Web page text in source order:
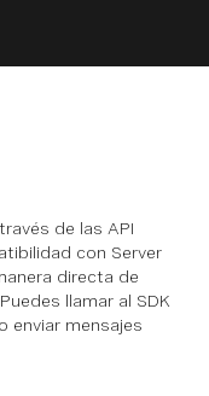
de las API
con Server
directa de
llamar al SDK
enviar mensajes